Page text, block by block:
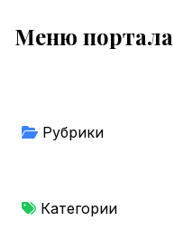
Меню портала
Рубрики
Категории